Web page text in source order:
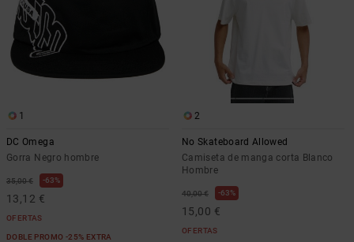
1
DC Omega
Gorra Negro hombre
35,00 € 63%
13,12 €
OFERTAS
DOBLE PROMO -25% EXTRA
2
No Skateboard Allowed
Camiseta de manga corta Blanco
Hombre
40,00 € 63%
15,00 €
OFERTAS